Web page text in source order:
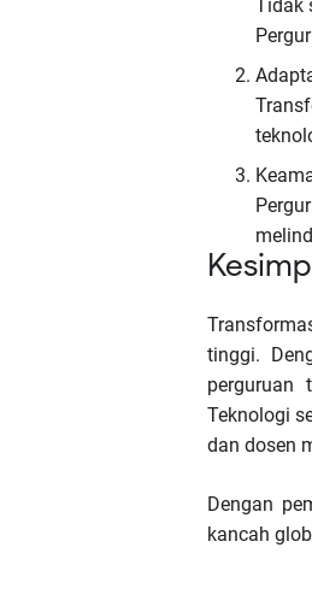
Tidak
tinggi.
perguruan
Teknologi
dan dosen
Dengan
kancah